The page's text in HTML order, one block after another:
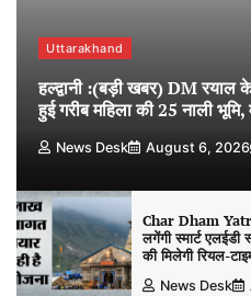
Uttarakhand
हल्द्वानी :(बड़ी खबर) DM रयाल
हुई गरीब महिला की 25 नाली
News Desk August 6, 2026
Char Dham Yatra
लगेंगी स्मार्ट
की मिलेगी रियल-
News Desk